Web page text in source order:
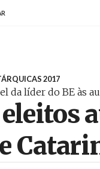
2017
da líder do BE às
eleitos